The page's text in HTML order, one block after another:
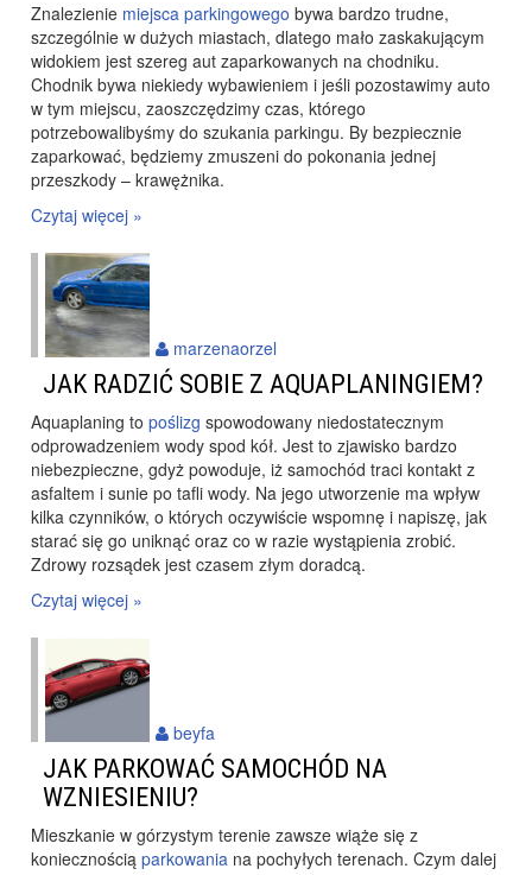
Znalezienie miejsca parkingowego bywa bardzo trudne,
szczególnie w dużych miastach, dlatego mało zaskakującym
widokiem jest szereg aut zaparkowanych na chodniku.
Chodnik bywa niekiedy wybawieniem i jeśli pozostawimy auto
w tym miejscu, zaoszczędzimy czas, którego
potrzebowalibyśmy do szukania parkingu. By bezpiecznie
zaparkować, będziemy zmuszeni do pokonania jednej
przeszkody – krawężnika.
Czytaj więcej »
JAK RADZIĆ SOBIE Z AQUAPLANINGIEM?
Aquaplaning to poślizg spowodowany niedostatecznym
odprowadzeniem wody spod kół. Jest to zjawisko bardzo
niebezpieczne, gdyż powoduje, iż samochód traci kontakt z
asfaltem i sunie po tafli wody. Na jego utworzenie ma wpływ
kilka czynników, o których oczywiście wspomnę i napiszę, jak
starać się go uniknąć oraz co w razie wystąpienia zrobić.
Zdrowy rozsądek jest czasem złym doradcą.
Czytaj więcej »
marzenaorzel
JAK PARKOWAĆ SAMOCHÓD NA
WZNIESIENIU?
Mieszkanie w górzystym terenie zawsze wiąże się z
koniecznością parkowania na pochyłych terenach. Czym dalej
beyfa